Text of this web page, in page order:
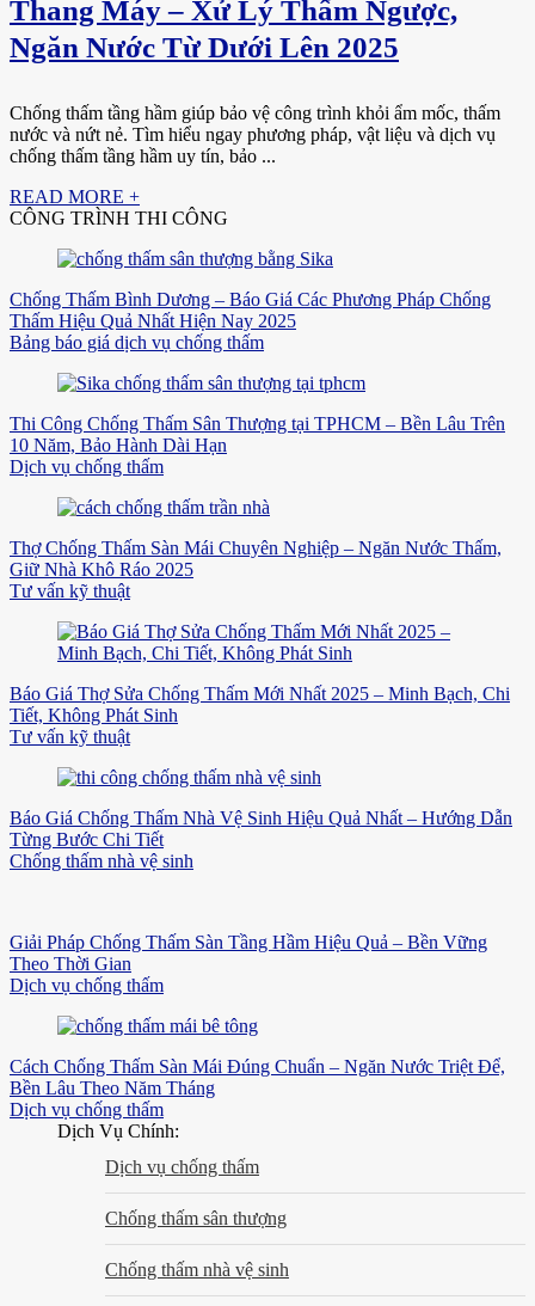
Thang Máy – Xử Lý Thấm Ngược,
Ngăn Nước Từ Dưới Lên 2025
Chống thấm tầng hầm giúp bảo vệ công trình khỏi ẩm mốc, thấm
nước và nứt nẻ. Tìm hiểu ngay phương pháp, vật liệu và dịch vụ
chống thấm tầng hầm uy tín, bảo ...
READ MORE +
CÔNG TRÌNH THI CÔNG
Chống Thấm Bình Dương – Báo Giá Các Phương Pháp Chống
Thấm Hiệu Quả Nhất Hiện Nay 2025
Bảng báo giá dịch vụ chống thấm
Thi Công Chống Thấm Sân Thượng tại TPHCM – Bền Lâu Trên
10 Năm, Bảo Hành Dài Hạn
Dịch vụ chống thấm
Thợ Chống Thấm Sàn Mái Chuyên Nghiệp – Ngăn Nước Thấm,
Giữ Nhà Khô Ráo 2025
Tư vấn kỹ thuật
Báo Giá Thợ Sửa Chống Thấm Mới Nhất 2025 – Minh Bạch, Chi
Tiết, Không Phát Sinh
Tư vấn kỹ thuật
Báo Giá Chống Thấm Nhà Vệ Sinh Hiệu Quả Nhất – Hướng Dẫn
Từng Bước Chi Tiết
Chống thấm nhà vệ sinh
Giải Pháp Chống Thấm Sàn Tầng Hầm Hiệu Quả – Bền Vững
Theo Thời Gian
Dịch vụ chống thấm
Cách Chống Thấm Sàn Mái Đúng Chuẩn – Ngăn Nước Triệt Để,
Bền Lâu Theo Năm Tháng
Dịch vụ chống thấm
Dịch Vụ Chính:
Dịch vụ chống thấm
Chống thấm sân thượng
Chống thấm nhà vệ sinh